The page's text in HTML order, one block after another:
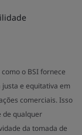
o BSI fornece
e equitativa em
comerciais. Isso
de qualquer
da tomada de